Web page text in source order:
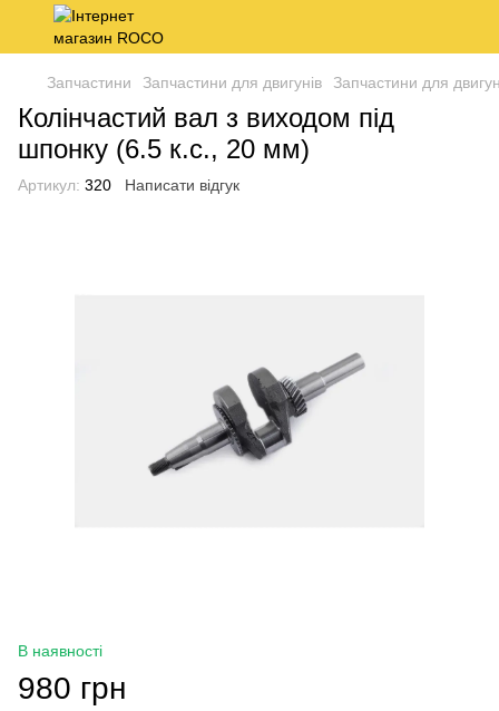
Запчастини Запчастини для двигунів Запчастини для
Колінчастий вал з виходом під
шпонку (6.5 к.с., 20 мм)
Артикул: 320 Написати відгук
В наявності
980 грн